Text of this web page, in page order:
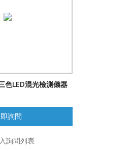
色LED混光檢測儀器
詢問
詢問列表